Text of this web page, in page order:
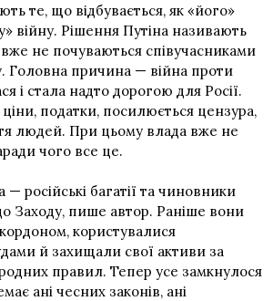
те, що відбувається, як «його»
війну. Рішення Путіна називають
не почуваються співучасниками
Головна причина — війна проти
і стала надто дорогою для Росії.
податки, посилюється цензура,
людей. При цьому влада вже не
чого все це.
російські багатії та чиновники
Заходу, пише автор. Раніше вони
користувалися
й захищали свої активи за
правил. Тепер усе замкнулося
ані чесних законів, ані